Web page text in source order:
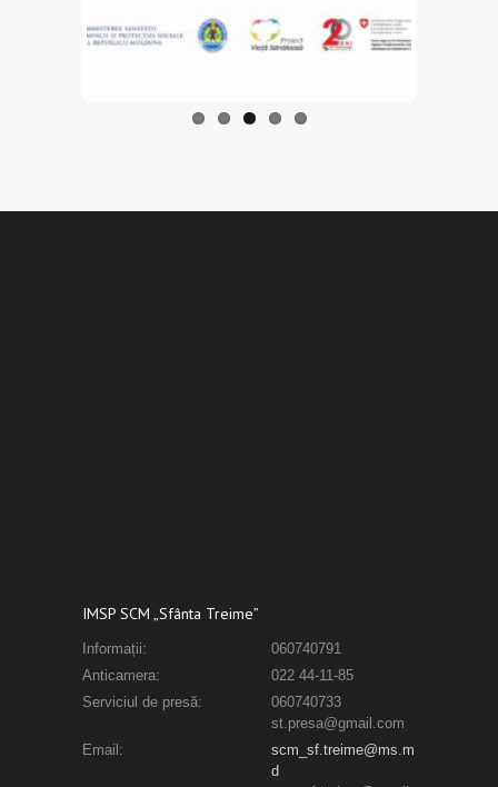
us
IMSP SCM „Sfânta Treime”
Informații:
060740791
Anticamera:
022 44-11-85
Serviciul de presă:
060740733
st.presa@gmail.com
Email:
scm_sf.treime@ms.m
d